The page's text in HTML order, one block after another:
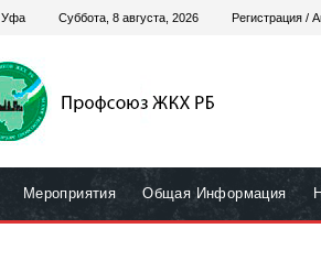
Уфа Суббота, 8 августа, 2026 Регистрация /
Мероприятия Общая Информация